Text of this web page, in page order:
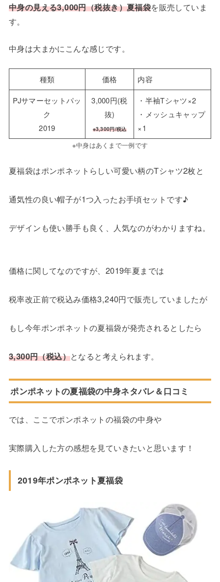
中身の見える3,000円（税抜き）夏福袋を販売していま
す。
中身は大まかにこんな感じです。
種類 価格 内容
PJサマーセットパッ
ク
2019
3,000円(税
抜)
※3,300円/税込
・半袖Tシャツ×2
・メッシュキャップ
×1
※中身はあくまで一例です
夏福袋はポンポネットらしい可愛い柄のTシャツ2枚と
通気性の良い帽子が1つ入ったお手頃セットです♪
デザインも使い勝手も良く、人気なのがわかりますね。
価格に関してなのですが、2019年夏までは
税率改正前で税込み価格3,240円で販売していましたが
もし今年ポンポネットの夏福袋が発売されるとしたら
3,300円（税込）となると考えられます。
ポンポネットの夏福袋の中身ネタバレ＆口コミ
では、ここでポンポネットの福袋の中身や
実際購入した方の感想を見ていきたいと思います！
2019年ポンポネット夏福袋